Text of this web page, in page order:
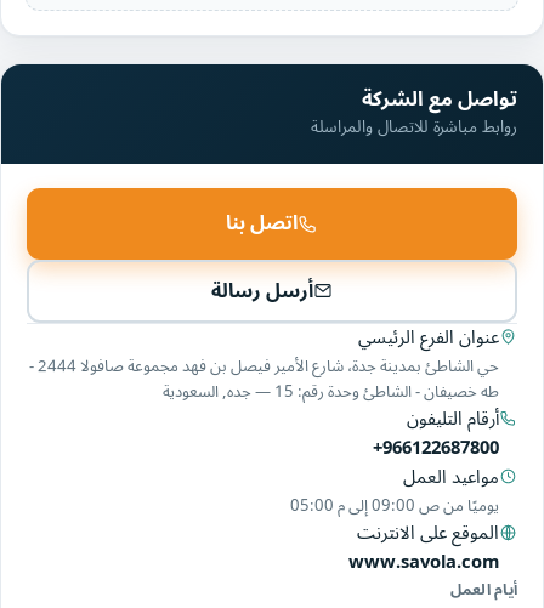
تواصل مع الشركة
روابط مباشرة للاتصال والمراسلة
اتصل بنا
أرسل رسالة
عنوان الفرع الرئيسي
حي الشاطئ بمدينة جدة، شارع الأمير فيصل بن فهد مجموعة صافولا 2444 -
طه خصيفان - الشاطئ وحدة رقم: 15 — جده, السعودية
أرقام التليفون
+966122687800
مواعيد العمل
يوميًا من09:00 ص إلى05:00 م
الموقع على الانترنت
www.savola.com
أيام العمل